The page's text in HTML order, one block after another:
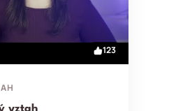
123